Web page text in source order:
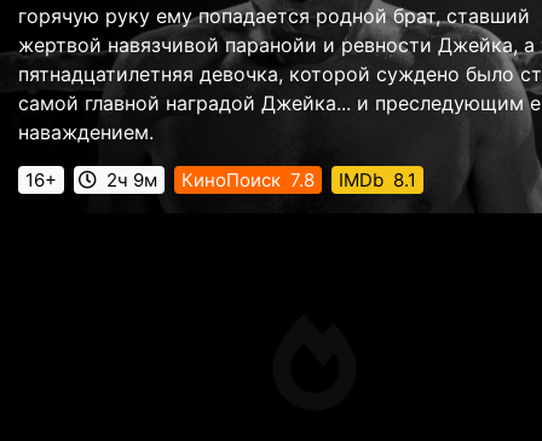
горячую руку ему попадается родной брат, ставший
жертвой навязчивой паранойи и ревности Джейка, а
пятнадцатилетняя девочка, которой суждено было
самой главной наградой Джейка... и преследующим
наваждением.
16+ 2ч 9м КиноПоиск 7.8 IMDb 8.1